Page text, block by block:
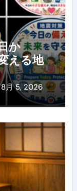
か
える地
8月 5, 2026